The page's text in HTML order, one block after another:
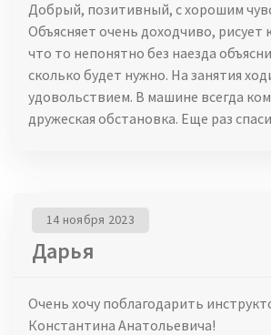
Добрый, позитивный, с хорошим
Объясняет очень доходчиво, рисует
что то непонятно без наезда
сколько будет нужно. На занятия
удовольствием. В машине всегда
дружеская обстановка. Еще раз
Дарья
14 ноября 2023
Очень хочу поблагодарить
Константина Анатольевича!